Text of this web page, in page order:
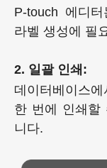
P-touch 에디
라벨 생성에 필
2. 일괄 인쇄:
데이터베이스
한 번에 인쇄할
니다.